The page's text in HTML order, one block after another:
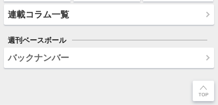
連載コラム一覧
週刊ベースボール
バックナンバー